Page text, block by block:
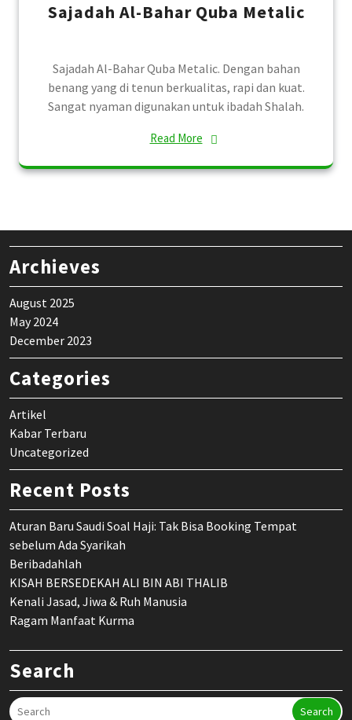
Sajadah Al-Bahar Quba Metalic
Sajadah Al-Bahar Quba Metalic. Dengan bahan
benang yang di tenun berkualitas, rapi dan kuat.
Sangat nyaman digunakan untuk ibadah Shalah.
Read More
Archieves
August 2025
May 2024
December 2023
Categories
Artikel
Kabar Terbaru
Uncategorized
Recent Posts
Aturan Baru Saudi Soal Haji: Tak Bisa Booking Tempat
sebelum Ada Syarikah
Beribadahlah
KISAH BERSEDEKAH ALI BIN ABI THALIB
Kenali Jasad, Jiwa & Ruh Manusia
Ragam Manfaat Kurma
Search
Search